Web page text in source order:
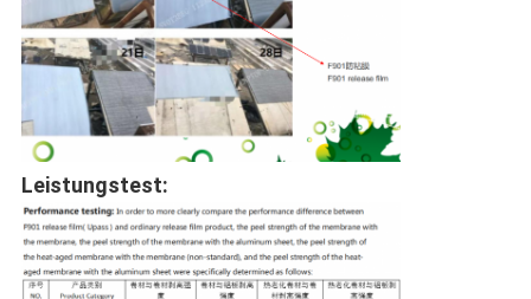
Leistungstest: